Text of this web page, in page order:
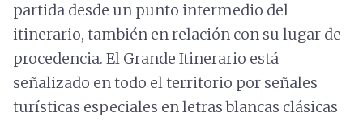
partida desde un punto intermedio del
itinerario, también en relación con su lugar de
procedencia. El Grande Itinerario está
señalizado en todo el territorio por señales
turísticas especiales en letras blancas clásicas